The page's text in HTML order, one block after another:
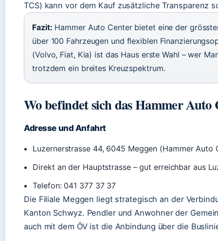
TCS) kann vor dem Kauf zusätzliche Transparenz
Fazit: Hammer Auto Center bietet eine der
über 100 Fahrzeugen und flexiblen
(Volvo, Fiat, Kia) ist das Haus erste Wahl – wer
trotzdem ein breites Kreuzspektrum.
Wo befindet sich das Hammer Auto
Adresse und Anfahrt
Luzernerstrasse 44, 6045 Meggen (Hammer Auto
Direkt an der Hauptstrasse – gut erreichbar aus
Telefon: 041 377 37 37
Die Filiale Meggen liegt strategisch an der
Kanton Schwyz. Pendler und Anwohner der
auch mit dem ÖV ist die Anbindung über die